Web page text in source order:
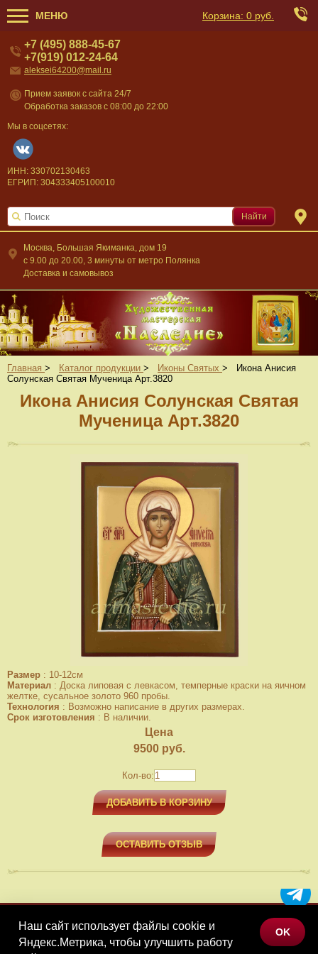
МЕНЮ Корзина: 0 руб.
Москва, Большая Якиманка, дом 19
c 9.00 до 20.00, 3 минуты от метро Полянка
Доставка и самовывоз
+7 (495) 888-45-67
+7(919) 012-24-64
aleksei64200@mail.ru
Прием заявок с сайта 24/7
Обработка заказов с 08:00 до 22:00
Мы в соцсетях:
ИНН: 330702130463
ЕГРИП: 304333405100010
Найти
Главная > Каталог продукции > Иконы Святых >
Икона Анисия
Солунская Святая Мученица Арт.3820
Икона Анисия Солунская Святая
Мученица Арт.3820
Размер : 10-12см
Материал : Доска липовая с левкасом, темперные краски на яичном
желтке, сусальное золото 960 пробы.
Технология : Возможно написание в других размерах.
Срок изготовления : В наличии.
Цена
9500руб.
Кол-во:
ДОБАВИТЬ В КОРЗИНУ
ОСТАВИТЬ ОТЗЫВ
МЕНЮ
КАТАЛОГ ТОВАРОВ
Наш сайт использует файлы cookie и
Яндекс.Метрика, чтобы улучшить работу
OK